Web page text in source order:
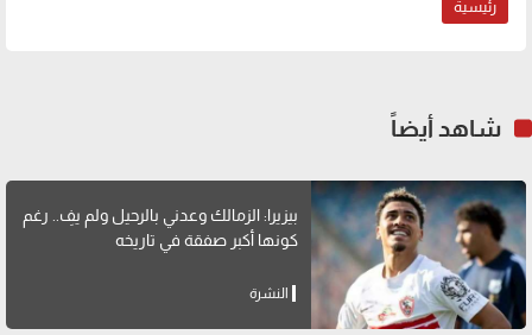
رئيسية
شاهد أيضاً
بيزيرا: الزمالك وعدني بالرحيل ولم يفِ.. رغم
كونها أكبر صفقة في تاريخه
النشرة